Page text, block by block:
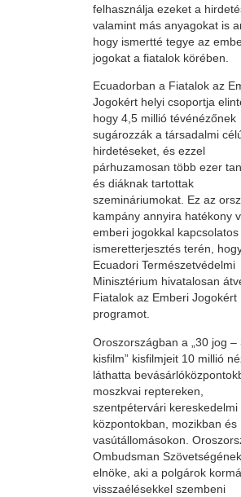
felhasználja ezeket a
valamint más anyagokat is
hogy ismertté tegye az
jogokat a fiatalok körében.
Ecuadorban a Fiatalok az
Jogokért helyi csoportja
hogy 4,5 millió tévénézőnek
sugározzák a társadalmi
hirdetéseket, és ezzel
párhuzamosan több ezer
és diáknak tartottak
szemináriumokat. Ez az
kampány annyira hatékony
emberi jogokkal kapcsolatos
ismeretterjesztés terén,
Ecuadori Természetvédelmi
Minisztérium hivatalosan
Fiatalok az Emberi Jogokért
programot.
Oroszországban a „30 jog –
kisfilm” kisfilmjeit 10 millió
láthatta
moszkvai reptereken,
szentpétervári kereskedelmi
központokban, mozikban és
vasútállomásokon.
Ombudsman Szövetségének
elnöke, aki a polgárok
visszaélésekkel szembeni